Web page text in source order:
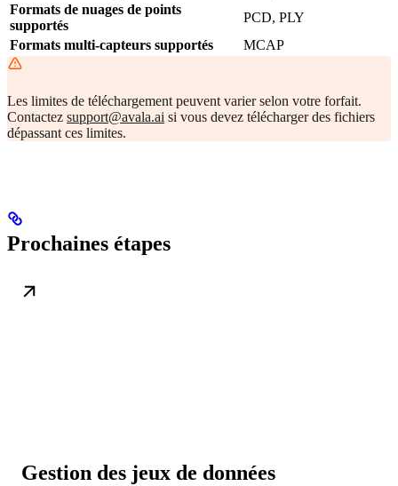
Formats de nuages de points
supportés
PCD, PLY
Formats multi-capteurs supportés
MCAP
Les limites de téléchargement peuvent varier selon votre forfait.
Contactez support@avala.ai si vous devez télécharger des fichiers
dépassant ces limites.
Prochaines étapes
Gestion des jeux de données